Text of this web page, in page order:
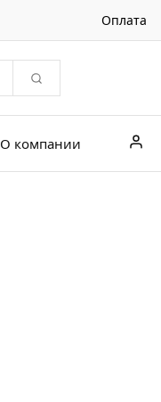
Оплата
О компании